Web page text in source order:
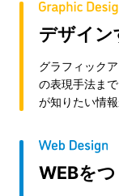
デザイン
グラフィック
の表現手法ま
が知りたい情報
WEBを